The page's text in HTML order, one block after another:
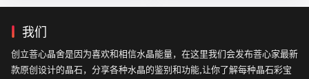
我们
创立菩心晶舍是因为喜欢和相信水晶能量，在这里我们会发布菩心家最新
款原创设计的晶石，分享各种水晶的鉴别和功能,让你了解每种晶石彩宝